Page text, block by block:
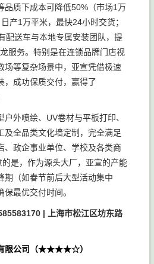
品质下成本可降低50%（市场1万
产1万平米，最快24小时交货；
配送车与本地专属安装团队，提
服务。特别是在连锁品牌门店视
场等复杂场景中，亚宣凭借极速
，成功保质交付，赢得了
外喷绘、UV卷材与平板打印、
及全品类文化墙定制，完全满足
、政企事业单位、学校及各类商
是，作为源头大厂，亚宣的产能
期（如春节前后大型活动集中
最优交付时间。
| 上海市松江区坊东路
有限公司（★★★★☆）